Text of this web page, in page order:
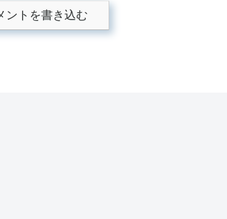
ントを書き込む